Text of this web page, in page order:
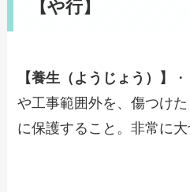
【や行】
【養生（ようじょう）】
や工事範囲外を、傷つけ
に保護すること。非常に